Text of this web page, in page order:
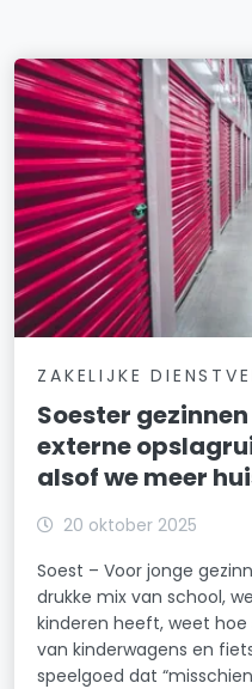
ZAKELIJKE
Soester
externe
alsof we meer
20 oktober 2025
Soest – Voor jonge
drukke mix van school,
kinderen heeft, weet hoe
van kinderwagens en
speelgoed dat